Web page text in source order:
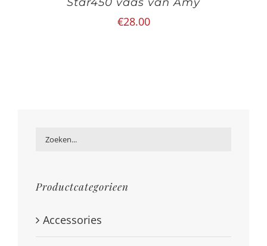
€28.00
Productcategorieen
Accessories